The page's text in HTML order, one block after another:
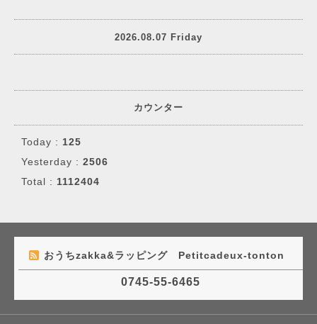
2026.08.07 Friday
カウンター
Today : 125
Yesterday : 2506
Total : 1112404
おうちzakka&ラッピング Petitcadeux-tonton
0745-55-6465